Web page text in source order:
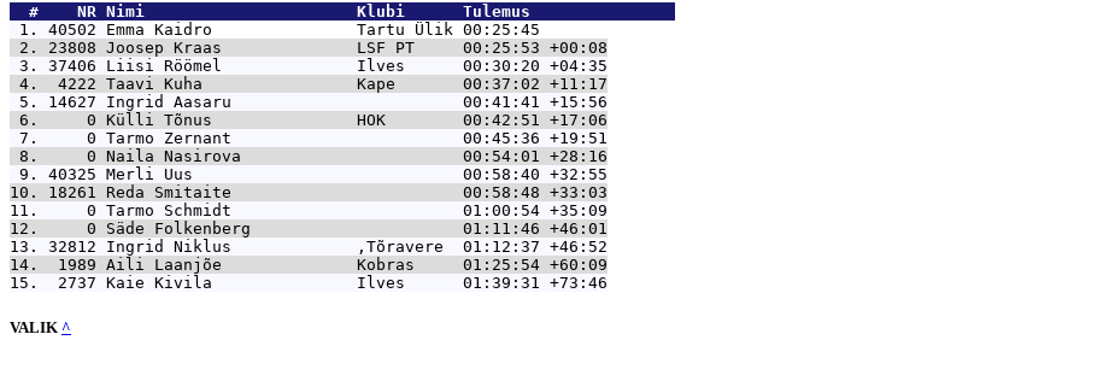
  #    NR
Nimi                      Klubi      Tulemus
1. 40502 Emma Kaidro               Tartu Ülik 00:25:45
2. 23808 Joosep Kraas              LSF PT     00:25:53 +00:08
3. 37406 Liisi Röömel              Ilves      00:30:20 +04:35
4.  4222 Taavi Kuha                Kape       00:37:02 +11:17
5. 14627 Ingrid Aasaru                        00:41:41 +15:56
6.     0 Külli Tõnus               HOK        00:42:51 +17:06
7.     0 Tarmo Zernant                        00:45:36 +19:51
8.     0 Naila Nasirova                       00:54:01 +28:16
9. 40325 Merli Uus                            00:58:40 +32:55
10. 18261 Reda Smitaite                        00:58:48 +33:03
11.     0 Tarmo Schmidt                        01:00:54 +35:09
12.     0 Säde Folkenberg                      01:11:46 +46:01
13. 32812 Ingrid Niklus             ,Tõravere  01:12:37 +46:52
14.  1989 Aili Laanjõe              Kobras     01:25:54 +60:09
15.  2737 Kaie Kivila               Ilves      01:39:31 +73:46
VALIK ^